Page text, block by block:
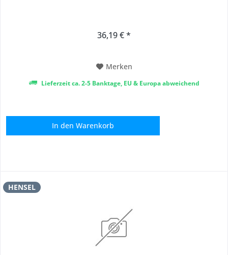
36,19 € *
Merken
Lieferzeit ca. 2-5 Banktage, EU & Europa abweichend
In den Warenkorb
HENSEL